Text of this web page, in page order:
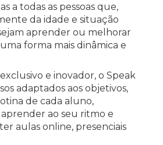
a todas as pessoas que,
da idade e situação
aprender ou melhorar
forma mais dinâmica e
e inovador, o Speak
adaptados aos objetivos,
de cada aluno,
ao seu ritmo e
aulas online, presenciais